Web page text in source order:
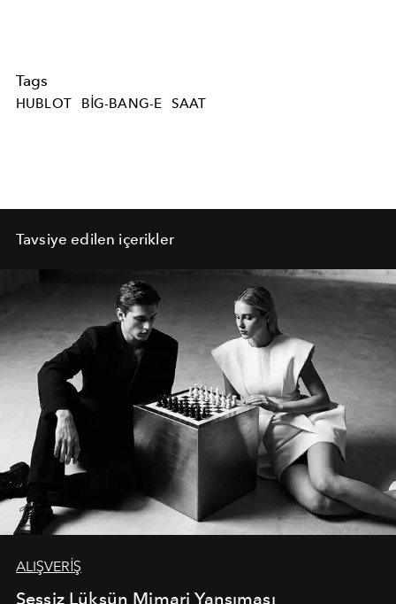
Tags
HUBLOT BIG-BANG-E SAAT
Tavsiye edilen içerikler
ALIŞVERİŞ
Sessiz Lüksün Mimari Yansıması